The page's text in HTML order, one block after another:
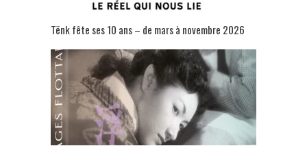
Tënk fête ses 10 ans – de mars à novembre 2026